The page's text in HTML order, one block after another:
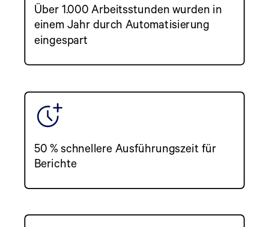
Über 1.000 Arbeitsstunden wurden in
einem Jahr durch Automatisierung
eingespart
50 % schnellere Ausführungszeit für
Berichte